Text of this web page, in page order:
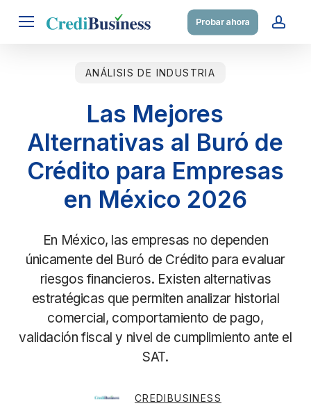
Menu Probar ahora
ANÁLISIS DE INDUSTRIA
Las Mejores
Alternativas al Buró de
Crédito para Empresas
en México 2026
En México, las empresas no dependen
únicamente del Buró de Crédito para evaluar
riesgos financieros. Existen alternativas
estratégicas que permiten analizar historial
comercial, comportamiento de pago,
validación fiscal y nivel de cumplimiento ante el
SAT.
CREDIBUSINESS